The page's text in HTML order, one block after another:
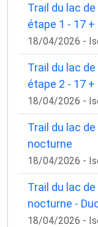
Trail du lac
étape 1 - 17 +
18/04/2026 -
Trail du lac
étape 2 - 17 +
18/04/2026 -
Trail du lac
nocturne
18/04/2026 -
Trail du lac
nocturne -
18/04/2026 -